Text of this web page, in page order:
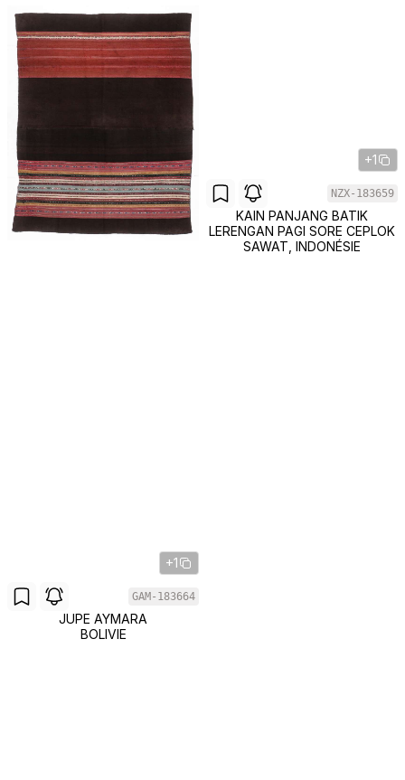
+1
GAM-183664
JUPE AYMARA
BOLIVIE
+1
NZX-183659
KAIN PANJANG BATIK
LERENGAN PAGI SORE CEPLOK
SAWAT, INDONÉSIE